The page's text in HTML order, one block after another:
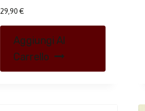
29,90 €
Aggiungi Al
Carrello